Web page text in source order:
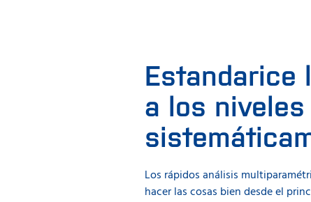
Estandarice
a los
Los rápidos análisis
hacer las cosas bien desde el